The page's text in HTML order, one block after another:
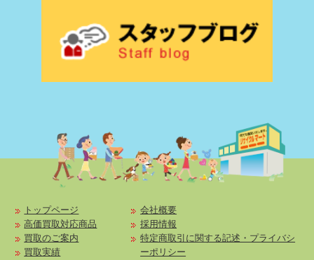
トップページ
高価買取対応商品
買取のご案内
買取実績
会社概要
採用情報
特定商取引に関する記述・プライバシ
ーポリシー